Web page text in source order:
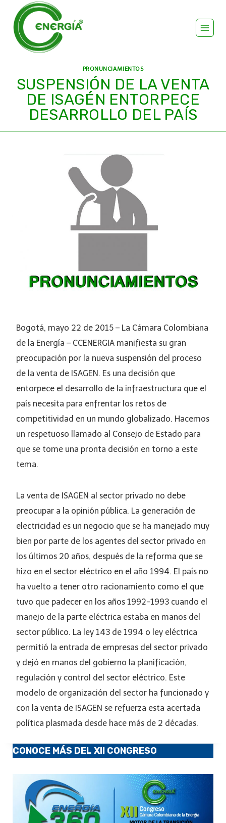
PRONUNCIAMIENTOS
SUSPENSIÓN DE LA VENTA
DE ISAGÉN ENTORPECE
DESARROLLO DEL PAÍS
Bogotá, mayo 22 de 2015 – La Cámara Colombiana
de la Energía – CCENERGIA manifiesta su gran
preocupación por la nueva suspensión del proceso
de la venta de ISAGEN. Es una decisión que
entorpece el desarrollo de la infraestructura que el
país necesita para enfrentar los retos de
competitividad en un mundo globalizado. Hacemos
un respetuoso llamado al Consejo de Estado para
que se tome una pronta decisión en torno a este
tema.
La venta de ISAGEN al sector privado no debe
preocupar a la opinión pública. La generación de
electricidad es un negocio que se ha manejado muy
bien por parte de los agentes del sector privado en
los últimos 20 años, después de la reforma que se
hizo en el sector eléctrico en el año 1994. El país no
ha vuelto a tener otro racionamiento como el que
tuvo que padecer en los años 1992-1993 cuando el
manejo de la parte eléctrica estaba en manos del
sector público. La ley 143 de 1994 o ley eléctrica
permitió la entrada de empresas del sector privado
y dejó en manos del gobierno la planificación,
regulación y control del sector eléctrico. Este
modelo de organización del sector ha funcionado y
con la venta de ISAGEN se refuerza esta acertada
política plasmada desde hace más de 2 décadas.
CONOCE MÁS DEL XII CONGRESO